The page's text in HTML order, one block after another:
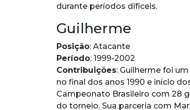
durante períodos difíceis.
Guilherme
Posição: Atacante
Período: 1999-2002
Contribuições: Guilherme foi
no final dos anos 1990 e início
Campeonato Brasileiro com 28
do torneio. Sua parceria com